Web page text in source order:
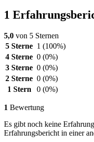
1
5,0 von 5 Sternen
5 Sterne 1 (100%)
4 Sterne 0 (0%)
3 Sterne 0 (0%)
2 Sterne 0 (0%)
1 Stern
0 (0%)
1 Bewertung
Es gibt noch keine
Erfahrungsbericht in einer